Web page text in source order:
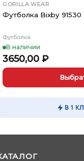
GORILLA WEAR
Футболка Bixby 91530
Футболка
В наличии
3650,00₽
вариаций.
можно
В 1